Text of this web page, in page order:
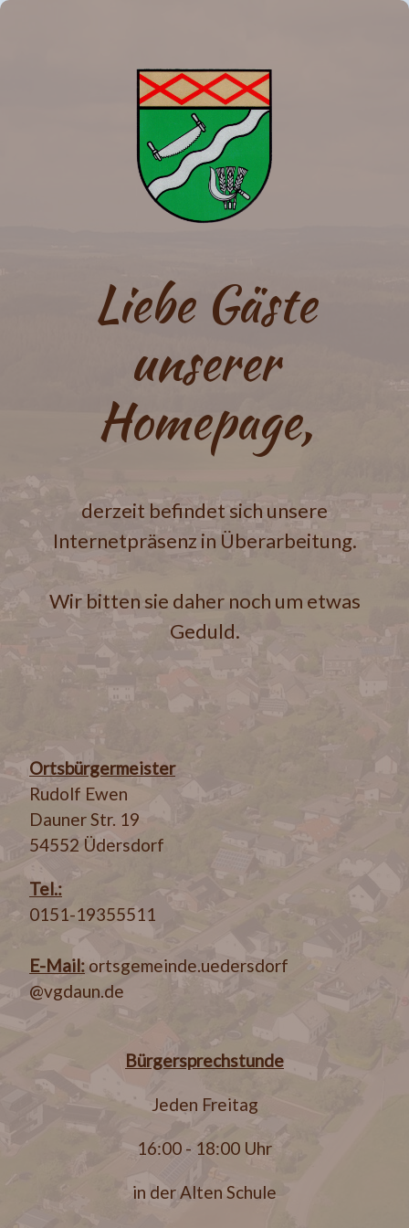
Liebe Gäste
unserer
Homepage,
derzeit befindet sich unsere
Internetpräsenz in Überarbeitung.
Wir bitten sie daher noch um etwas
Geduld.
Ortsbürgermeister
Rudolf Ewen
Dauner Str. 19
54552 Üdersdorf
Tel.:
0151-19355511
E-Mail: ortsgemeinde.uedersdorf
@vgdaun.de
Bürgersprechstunde
Jeden Freitag
16:00 - 18:00 Uhr
in der Alten Schule